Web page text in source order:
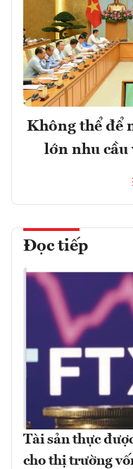
Không thể để
lớn nhu cầu
Đọc tiếp
Tài sản thực
cho thị trường